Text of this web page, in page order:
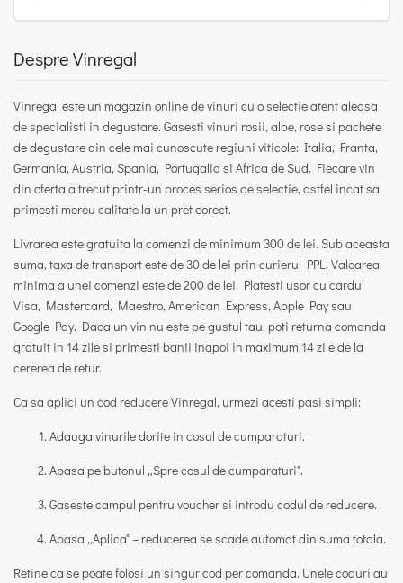
Despre Vinregal
Vinregal este un magazin online de vinuri cu o selectie atent aleasa
de specialisti in degustare. Gasesti vinuri rosii, albe, rosesi pachete
de degustaredin cele mai cunoscute regiuni viticole: Italia, Franta,
Germania, Austria, Spania, Portugalia si Africa de Sud. Fiecare vin
din oferta a trecut printr-un proces serios de selectie, astfel incat sa
primesti mereu calitate la un pret corect.
Livrarea este gratuita la comenzi de minimum 300 de lei. Sub aceasta
suma, taxa de transport este de 30 de lei prin curierul PPL. Valoarea
minima a unei comenzi este de 200 de lei. Platesti usor cu cardul
Visa, Mastercard, Maestro, American Express, Apple Pay sau
Google Pay. Daca un vin nu este pe gustul tau, poti returna comanda
gratuit in 14 zile si primesti banii inapoi in maximum 14 zile de la
cererea de retur.
Ca sa aplici un cod reducere Vinregal, urmezi acesti pasi simpli:
Adauga vinurile dorite in cosul de cumparaturi.
Apasa pe butonul „Spre cosul de cumparaturi".
Gaseste campul pentru voucher si introdu codul de reducere.
Apasa „Aplica" – reducerea se scade automat din suma totala.
Retine ca se poate folosi un singur cod per comanda. Unele coduri au